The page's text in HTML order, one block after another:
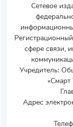
Сетевое
сфере связи,
Учредитель:
Адрес